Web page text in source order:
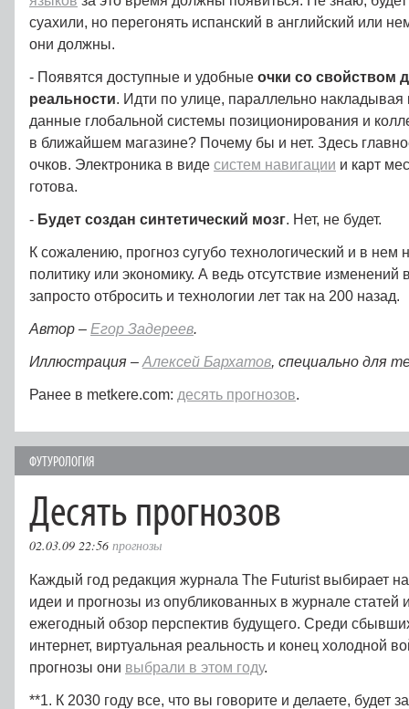
суахили, но перегонять испанский в английский или
они должны.
- Появятся доступные и удобные очки со свойством
реальности. Идти по улице, параллельно накладывая
данные глобальной системы позиционирования и
в ближайшем магазине? Почему бы и нет. Здесь
очков. Электроника в виде систем навигации и карт
готова.
- Будет создан синтетический мозг. Нет, не будет.
К сожалению, прогноз сугубо технологический и в нем
политику или экономику. А ведь отсутствие изменений
запросто отбросить и технологии лет так на 200 назад.
Автор – Егор Задереев.
Иллюстрация – Алексей Бархатов, специально для
Ранее в metkere.com: десять прогнозов.
ФУТУРОЛОГИЯ
Десять прогнозов
02.03.09 22:56 прогнозы
Каждый год редакция журнала The Futurist выбирает
идеи и прогнозы из опубликованных в журнале статей
ежегодный обзор перспектив будущего. Среди
интернет, виртуальная реальность и конец холодной
прогнозы они выбрали в этом году.
**1. К 2030 году все, что вы говорите и делаете, будет